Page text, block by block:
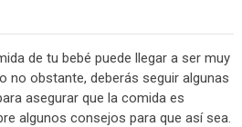
de tu bebé puede llegar a ser muy
no obstante, deberás seguir algunas
asegurar que la comida es
algunos consejos para que así sea.